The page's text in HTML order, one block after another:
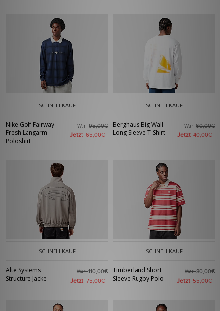
SCHNELLKAUF
Nike Golf Fairway
Fresh Langarm-
Poloshirt
War95,00€
Jetzt 65,00€
SCHNELLKAUF
Berghaus Big Wall
Long Sleeve T-Shirt
War60,00€
Jetzt 40,00€
SCHNELLKAUF
Alte Systems
Structure Jacke
War110,00€
Jetzt 75,00€
SCHNELLKAUF
Timberland Short
Sleeve Rugby Polo
War80,00€
Jetzt 55,00€